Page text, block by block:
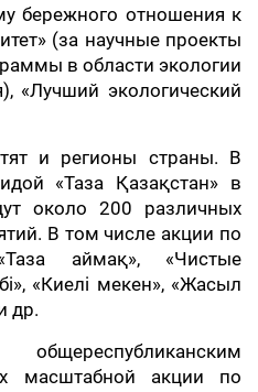
бережного отношения к
(за научные проекты
в области экологии
«Лучший экологический
и регионы страны. В
«Таза Қазақстан» в
около 200 различных
В том числе акции по
аймақ», «Чистые
«Киелі мекен», «Жасыл
др.
масштабной акции по